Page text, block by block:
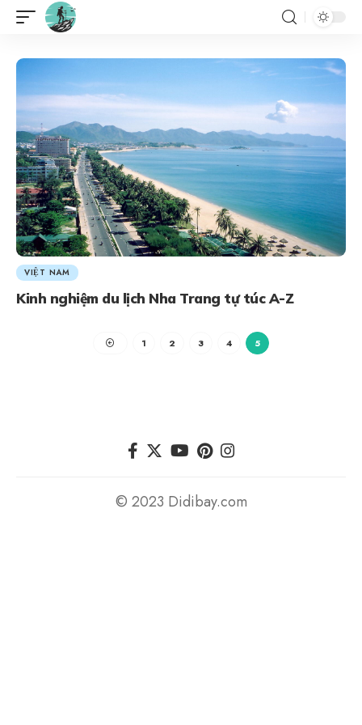
VIỆT NAM
Kinh nghiệm du lịch Nha Trang tự túc A-Z
1 2 3 4 5
© 2023 Didibay.com